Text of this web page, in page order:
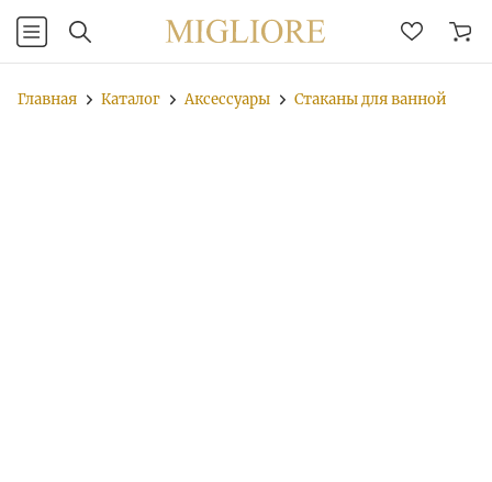
Главная Каталог Аксессуары Стаканы для ванной